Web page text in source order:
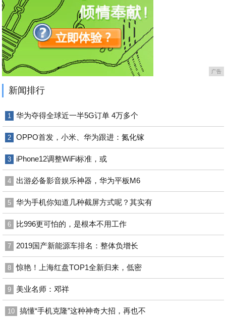
广告
新闻排行
1 华为夺得全球近一半5G订单 4万多个
2 OPPO首发，小米、华为跟进：氮化镓
3 iPhone12调整WiFi标准，或
4 出游必备影音娱乐神器，华为平板M6
5 华为手机你知道几种截屏方式呢？其实有
6 比996更可怕的，是根本不用工作
7 2019国产新能源车排名：整体负增长
8 惊艳！上海红盘TOP1全新归来，低密
9 美业名师：邓祥
10 搞懂“手机克隆”这种神奇大招，再也不